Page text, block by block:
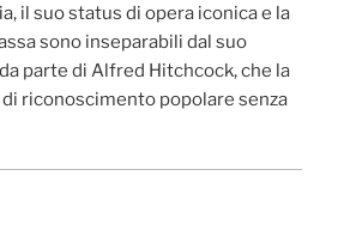
il suo status di opera iconica e la
sono inseparabili dal suo
parte di Alfred Hitchcock, che la
riconoscimento popolare senza